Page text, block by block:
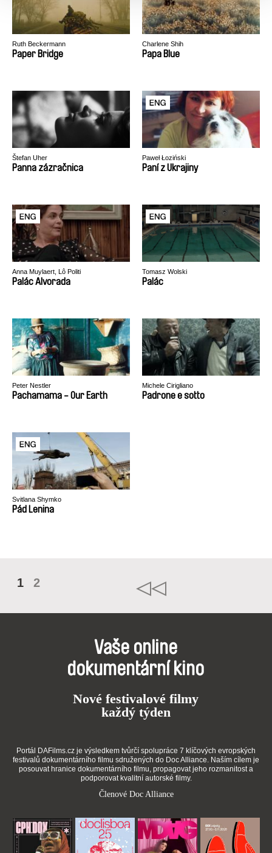
Ruth Beckermann
Paper Bridge
Charlene Shih
Papa Blue
Štefan Uher
Panna zázračnica
Paweł Łoziński
Paní z Ukrajiny
Anna Muylaert, Lô Politi
Palác Alvorada
Tomasz Wolski
Palác
Peter Nestler
Pachamama - Our Earth
Michele Cirigliano
Padrone e sotto
Svitlana Shymko
Pád Lenina
1 2
Vaše online
dokumentární kino
Nové festivalové filmy
každý týden
Portál DAFilms.cz je výsledkem tvůrčí spolupráce 7 klíčových evropských
festivalů dokumentárního filmu sdružených do Doc Alliance. Naším cílem je
posouvat hranice dokumentárního filmu, propagovat jeho rozmanitost a
podporovat kvalitní autorské filmy.
Členové Doc Alliance